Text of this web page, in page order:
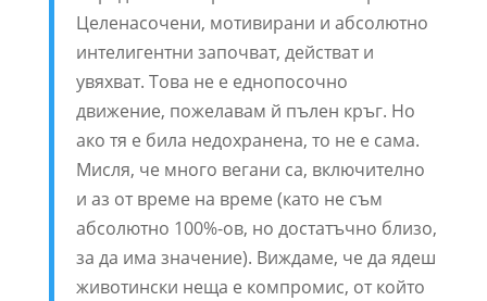
Целенасочени, мотивирани и абсолютно
интелигентни започват, действат и
увяхват. Това не е еднопосочно
движение, пожелавам й пълен кръг. Но
ако тя е била недохранена, то не е сама.
Мисля, че много вегани са, включително
и аз от време на време (като не съм
абсолютно 100%-ов, но достатъчно близо,
за да има значение). Виждаме, че да ядеш
животински неща е компромис, от който